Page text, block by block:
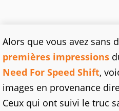
Alors que vous avez sans
premières impressions
Need For Speed Shift,
images en provenance
Ceux qui ont suivi le truc